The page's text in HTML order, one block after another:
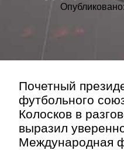
Почетный
футбольного
Колосков в
выразил
Международная